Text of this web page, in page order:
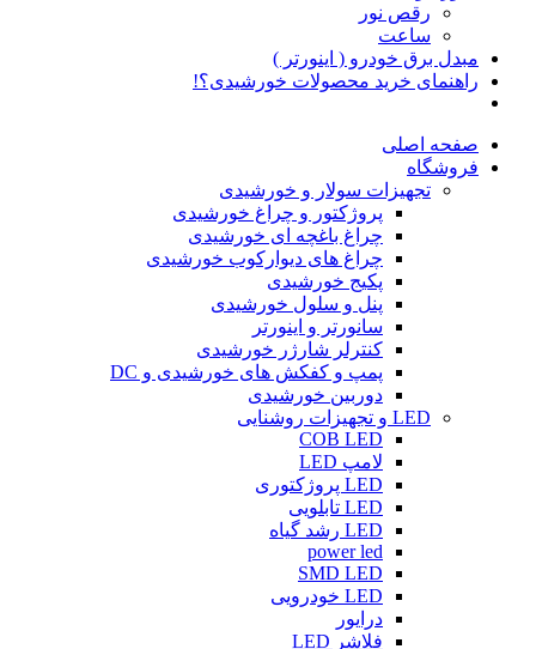
رقص نور
ساعت
مبدل برق خودرو ( اینورتر )
راهنمای خرید محصولات خورشیدی؟!
صفحه اصلی
فروشگاه
تجهیزات سولار و خورشیدی
پروژکتور و چراغ خورشیدی
چراغ باغچه ای خورشیدی
چراغ های دیوارکوب خورشیدی
پکیج خورشیدی
پنل و سلول خورشیدی
سانورتر و اینورتر
کنترلر شارژر خورشیدی
پمپ و کفکش های خورشیدی و DC
دوربین خورشیدی
LED و تجهیزات روشنایی
COB LED
لامپ LED
LED پروژکتوری
LED تابلویی
LED رشد گیاه
power led
SMD LED
LED خودرویی
درایور
فلاشر LED